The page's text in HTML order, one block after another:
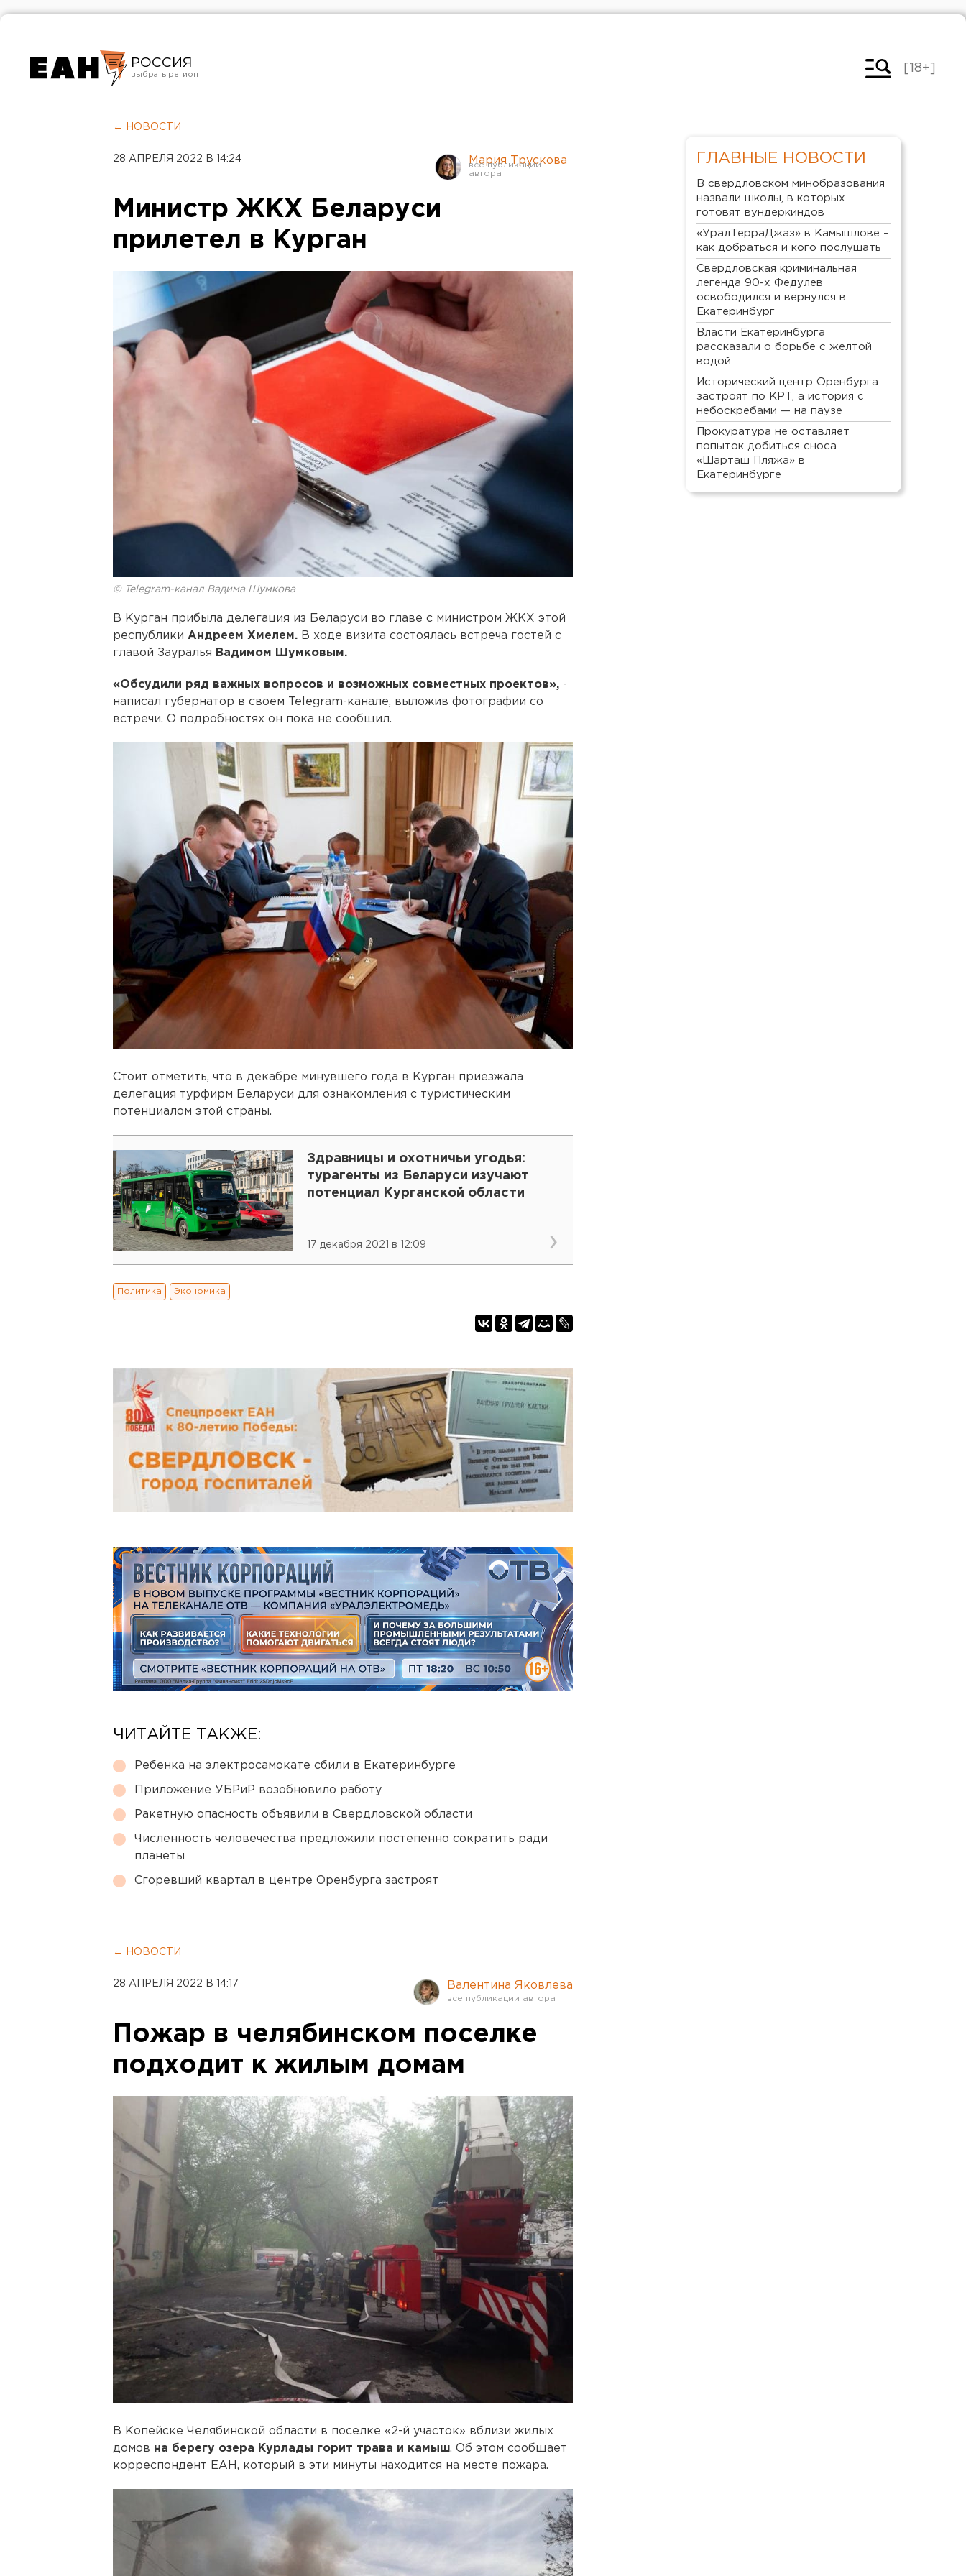
РОССИЯ
Челябинск
[18+]
← НОВОСТИ
28 АПРЕЛЯ 2022 В 14:24 Мария Трускова
Министр ЖКХ Беларуси
прилетел в Курган
© Telegram-канал Вадима Шумкова
В Курган прибыла делегация из Беларуси во главе с министром ЖКХ этой
республики Андреем Хмелем. В ходе визита состоялась встреча гостей с
главой Зауралья Вадимом Шумковым.
«Обсудили ряд важных вопросов и возможных совместных проектов», -
написал губернатор в своем Telegram-канале, выложив фотографии со
встречи. О подробностях он пока не сообщил.
Стоит отметить, что в декабре минувшего года в Курган приезжала
делегация турфирм Беларуси для ознакомления с туристическим
потенциалом этой страны.
Здравницы и охотничьи угодья:
турагенты из Беларуси изучают
потенциал Курганской области
17 декабря 2021 в 12:09
Политика Экономика
ЧИТАЙТЕ ТАКЖЕ:
Ребенка на электросамокате сбили в Екатеринбурге
Приложение УБРиР возобновило работу
Ракетную опасность объявили в Свердловской области
Численность человечества предложили постепенно сократить ради
планеты
Сгоревший квартал в центре Оренбурга застроят
← НОВОСТИ
28 АПРЕЛЯ 2022 В 14:17 Валентина Яковлева
Пожар в челябинском поселке
подходит к жилым домам
В Копейске Челябинской области в поселке «2-й участок» вблизи жилых
домов на берегу озера Курлады горит трава и камыш. Об этом сообщает
корреспондент ЕАН, который в эти минуты находится на месте пожара.
ГЛАВНЫЕ НОВОСТИ
В свердловском минобразования
назвали школы, в которых
готовят вундеркиндов
«УралТерраДжаз» в Камышлове –
как добраться и кого послушать
Свердловская криминальная
легенда 90-х Федулев
освободился и вернулся в
Екатеринбург
Власти Екатеринбурга
рассказали о борьбе с желтой
водой
Исторический центр Оренбурга
застроят по КРТ, а история с
небоскребами — на паузе
Прокуратура не оставляет
попыток добиться сноса
«Шарташ Пляжа» в
Екатеринбурге